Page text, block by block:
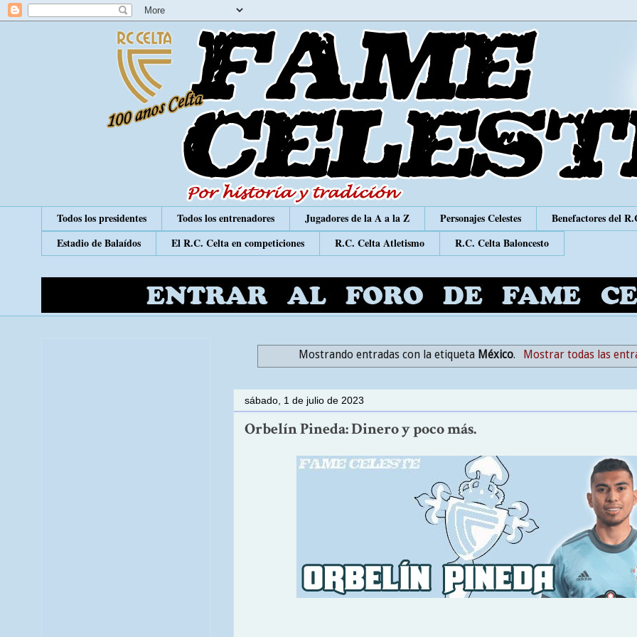
Todos los presidentes Todos los entrenadores Jugadores de la A a la Z Personajes Celestes
Benefactores del
Estadio de Balaídos
El R.C. Celta en competiciones R.C. Celta Atletismo R.C. Celta Baloncesto
Mostrando entradas con la etiqueta México. Mostrar todas las
sábado, 1 de julio de 2023
Orbelín Pineda: Dinero y poco más.